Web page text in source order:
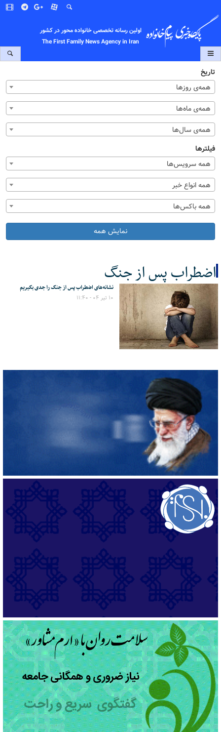
اولین رسانه تخصصی خانواده محور در کشور
The First Family News Agency in Iran
تاریخ
همه‌ی روزها
همه‌ی ماه‌ها
همه‌ی سال‌ها
فیلترها
همه سرویس‌ها
همه انواع خبر
همه باکس‌ها
نمایش همه
اضطراب پس از جنگ
کل اخبار:1 نشانه‌های اضطراب پس از جنگ را جدی بگیریم
۱۰ تیر ۰۴ - ۱۱:۴۰